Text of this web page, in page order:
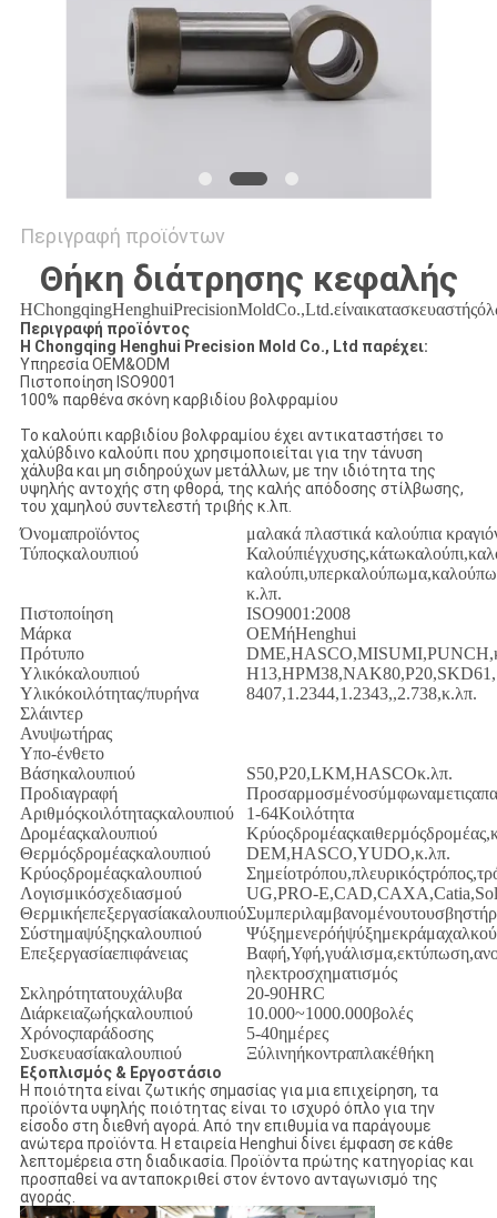
Περιγραφή προϊόντων
Θήκη διάτρησης κεφαλής
Περιγραφή προϊόντος
Η Chongqing Henghui Precision Mold Co., Ltd παρέχει:
Υπηρεσία OEM&ODM
Πιστοποίηση ISO9001
100% παρθένα σκόνη καρβιδίου βολφραμίου
Το καλούπι καρβιδίου βολφραμίου έχει αντικαταστήσει το
χαλύβδινο καλούπι που χρησιμοποιείται για την τάνυση
χάλυβα και μη σιδηρούχων μετάλλων, με την ιδιότητα της
υψηλής αντοχής στη φθορά, της καλής απόδοσης στίλβωσης,
του χαμηλού συντελεστή τριβής κ.λπ.
Όνομαπροϊόντος
μαλακά πλαστικά καλούπια
Τύποςκαλουπιού
κ.λπ.
Πιστοποίηση
ISO9001:2008
Μάρκα
OEMήHenghui
Πρότυπο
Υλικόκαλουπιού
8407,1.2344,1.2343,,2.738,κ.λπ.
Υλικόκοιλότητας/πυρήνα
Σλάιντερ
Ανυψωτήρας
Υπο-ένθετο
Βάσηκαλουπιού
S50,P20,LKM,HASCOκ.λπ.
Προδιαγραφή
Αριθμόςκοιλότηταςκαλουπιού
1-64Κοιλότητα
Δρομέαςκαλουπιού
Θερμόςδρομέαςκαλουπιού
DEM,HASCO,YUDO,κ.λπ.
Κρύοςδρομέαςκαλουπιού
Λογισμικόσχεδιασμού
UG,PRO-
Θερμικήεπεξεργασίακαλουπιού
Σύστημαψύξηςκαλουπιού
Επεξεργασίαεπιφάνειας
ηλεκτροσχηματισμός
Σκληρότητατουχάλυβα
20-90HRC
Διάρκειαζωήςκαλουπιού
10.000~1000.000βολές
Χρόνοςπαράδοσης
5-40ημέρες
Συσκευασίακαλουπιού
Ξύλινηήκοντραπλακέθήκη
Εξοπλισμός & Εργοστάσιο
Η ποιότητα είναι ζωτικής σημασίας για μια επιχείρηση, τα
προϊόντα υψηλής ποιότητας είναι το ισχυρό όπλο για την
είσοδο στη διεθνή αγορά. Από την επιθυμία να παράγουμε
ανώτερα προϊόντα. Η εταιρεία Henghui δίνει έμφαση σε κάθε
λεπτομέρεια στη διαδικασία. Προϊόντα πρώτης κατηγορίας και
προσπαθεί να ανταποκριθεί στον έντονο ανταγωνισμό της
αγοράς.